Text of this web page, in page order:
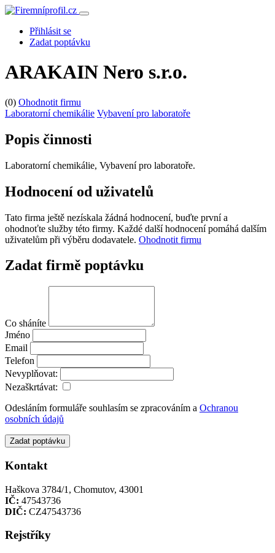
Přihlásit se
Zadat poptávku
ARAKAIN Nero s.r.o.
(0) Ohodnotit firmu
Laboratorní chemikálie Vybavení pro laboratoře
Popis činnosti
Laboratorní chemikálie, Vybavení pro laboratoře.
Hodnocení od uživatelů
Tato firma ještě nezískala žádná hodnocení, buďte první a
ohodnoťte služby této firmy. Každé další hodnocení pomáhá dalším
uživatelům při výběru dodavatele. Ohodnotit firmu
Zadat firmě poptávku
Co sháníte
Jméno
Email
Telefon
Nevyplňovat:
Nezaškrtávat:
Odesláním formuláře souhlasím se zpracováním a Ochranou
osobních údajů
Zadat poptávku
Kontakt
Haškova 3784/1, Chomutov, 43001
IČ: 47543736
DIČ: CZ47543736
Rejstříky